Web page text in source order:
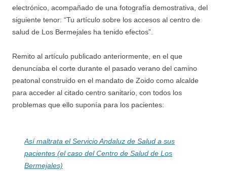
electrónico, acompañado de una fotografía demostrativa, del
siguiente tenor: “Tu artículo sobre los accesos al centro de
salud de Los Bermejales ha tenido efectos”.
Remito al artículo publicado anteriormente, en el que
denunciaba el corte durante el pasado verano del camino
peatonal construido en el mandato de Zoido como alcalde
para acceder al citado centro sanitario, con todos los
problemas que ello suponía para los pacientes:
Así maltrata el Servicio Andaluz de Salud a sus
pacientes (el caso del Centro de Salud de Los
Bermejales)